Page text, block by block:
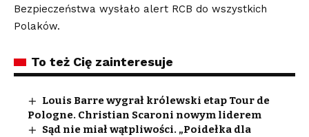
Bezpieczeństwa wysłało alert RCB do wszystkich
Polaków.
To też Cię zainteresuje
Louis Barre wygrał królewski etap Tour de
Pologne. Christian Scaroni nowym liderem
Sąd nie miał wątpliwości. „Poidełka dla